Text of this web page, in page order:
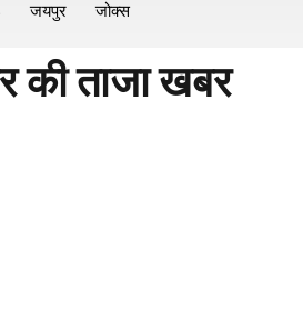
जयपुर जोक्स
की ताजा खबर